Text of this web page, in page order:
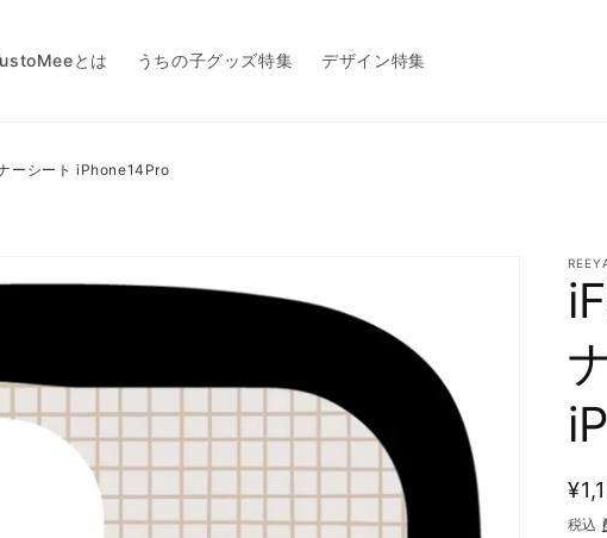
とは うちの子グッズ特集 デザイン特集
ーシート iPhone14Pro
通
常
税込